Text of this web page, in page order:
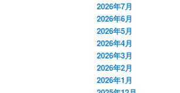
2026年7月
2026年6月
2026年5月
2026年4月
2026年3月
2026年2月
2026年1月